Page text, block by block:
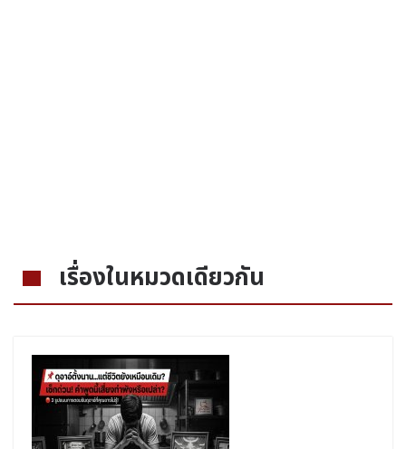
เรื่องในหมวดเดียวกัน